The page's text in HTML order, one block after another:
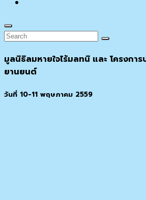
Search
Search
Search
มูลนิธิลมหายใจไร้มลทนิ และ โครงกา
ยานยนต์
วันที่ 10-11 พฤษภาคม 2559